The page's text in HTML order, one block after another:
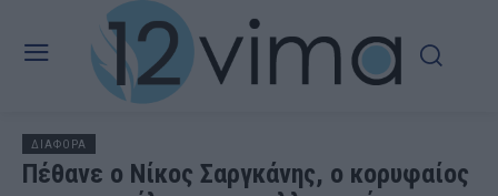
ΔΙΑΦΟΡΑ
Πέθανε ο Νίκος Σαργκάνης, ο κορυφαίος